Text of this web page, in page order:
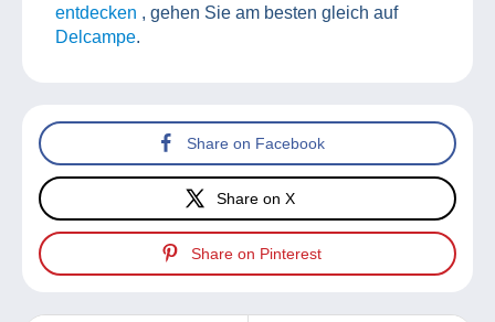
entdecken , gehen Sie am besten gleich auf
Delcampe.
Share on Facebook
Share on X
Share on Pinterest